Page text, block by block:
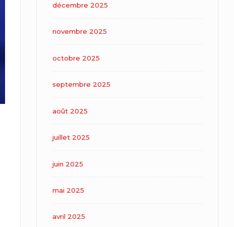
décembre 2025
novembre 2025
octobre 2025
septembre 2025
août 2025
juillet 2025
juin 2025
mai 2025
avril 2025